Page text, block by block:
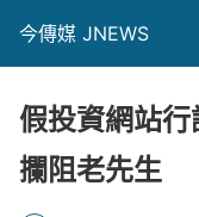
今傳媒 JNEWS
假投資網站
攔阻老先生